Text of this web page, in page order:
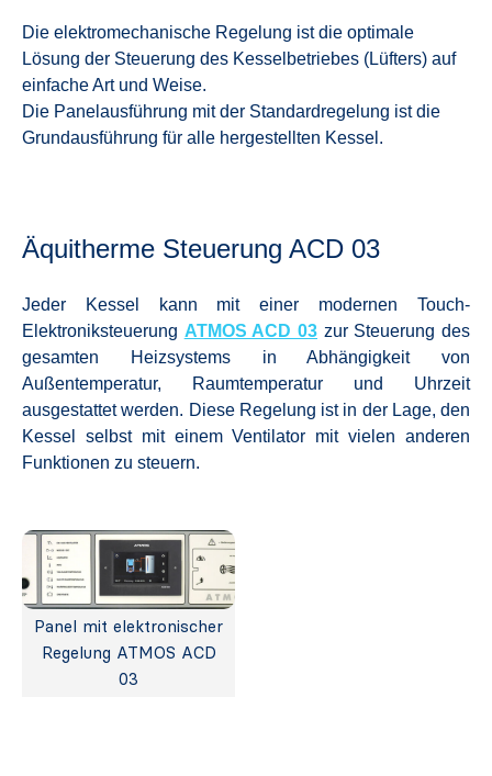
Die elektromechanische Regelung ist die optimale
Lösung der Steuerung des Kesselbetriebes (Lüfters) auf
einfache Art und Weise.
Die Panelausführung mit der Standardregelung ist die
Grundausführung für alle hergestellten Kessel.
Äquitherme Steuerung ACD 03
Jeder Kessel kann mit einer modernen Touch-
Elektroniksteuerung ATMOS ACD 03 zur Steuerung des
gesamten Heizsystems in Abhängigkeit von
Außentemperatur, Raumtemperatur und Uhrzeit
ausgestattet werden. Diese Regelung ist in der Lage, den
Kessel selbst mit einem Ventilator mit vielen anderen
Funktionen zu steuern.
Panel mit elektronischer
Regelung ATMOS ACD
03